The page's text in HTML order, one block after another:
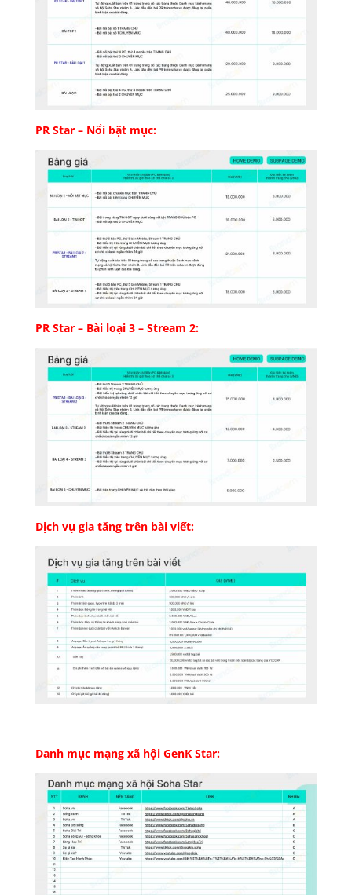
PR Star – Nổi bật mục:
PR Star – Bài loại 3 – Stream 2:
Dịch vụ gia tăng trên bài viết:
Danh mục mạng xã hội GenK Star: